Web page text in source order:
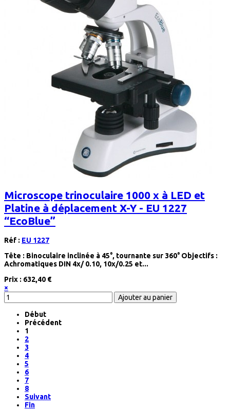
Microscope trinoculaire 1000 x à LED et
Platine à déplacement X-Y - EU 1227
“EcoBlue”
Réf : EU 1227
Tête : Binoculaire inclinée à 45°, tournante sur 360° Objectifs :
Achromatiques DIN 4x/ 0.10, 10x/0.25 et...
Prix : 632,40 €
×
Début
Précédent
1
2
3
4
5
6
7
8
Suivant
Fin